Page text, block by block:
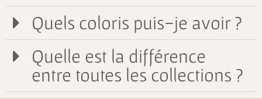
Quels coloris puis-je avoir ?
Quelle est la différence
entre toutes les collections ?